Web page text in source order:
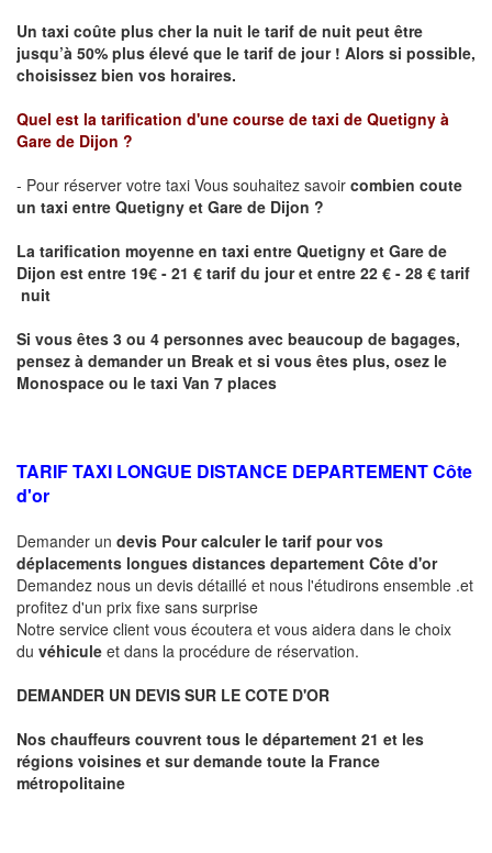
Un taxi coûte plus cher la nuit le tarif de nuit peut être
jusqu’à 50% plus élevé que le tarif de jour ! Alors si possible,
choisissez bien vos horaires.
Quel est la tarification d'une course de taxi de Quetigny à
Gare de Dijon ?
- Pour réserver votre taxi Vous souhaitez savoir combien coute
un taxi entre Quetigny et Gare de Dijon ?
La tarification moyenne en taxi entre Quetigny et Gare de
Dijon est entre 19€ - 21 € tarif du jour et entre 22 € - 28 € tarif
nuit
Si vous êtes 3 ou 4 personnes avec beaucoup de bagages,
pensez à demander un Break et si vous êtes plus, osez le
Monospace ou le taxi Van 7 places
TARIF TAXI LONGUE DISTANCE DEPARTEMENT Côte
d'or
Demander un devis Pour calculer le tarif pour vos
déplacements longues distances departement Côte d'or
Demandez nous un devis détaillé et nous l'étudirons ensemble .et
profitez d'un prix fixe sans surprise
Notre service client vous écoutera et vous aidera dans le choix
du véhicule et dans la procédure de réservation.
DEMANDER UN DEVIS SUR LE COTE D'OR
Nos chauffeurs couvrent tous le département 21 et les
régions voisines et sur demande toute la France
métropolitaine